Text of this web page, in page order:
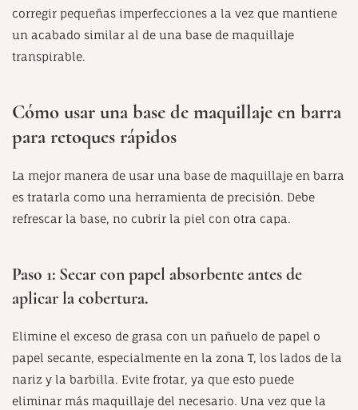
corregir pequeñas imperfecciones a la vez que mantiene
un acabado similar al de una base de maquillaje
transpirable.
Cómo usar una base de maquillaje en barra
para retoques rápidos
La mejor manera de usar una base de maquillaje en barra
es tratarla como una herramienta de precisión. Debe
refrescar la base, no cubrir la piel con otra capa.
Paso 1: Secar con papel absorbente antes de
aplicar la cobertura.
Elimine el exceso de grasa con un pañuelo de papel o
papel secante, especialmente en la zona T, los lados de la
nariz y la barbilla. Evite frotar, ya que esto puede
eliminar más maquillaje del necesario. Una vez que la